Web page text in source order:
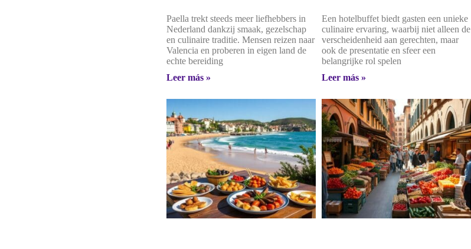
Paella trekt steeds meer liefhebbers in
Nederland dankzij smaak, gezelschap
en culinaire traditie. Mensen reizen naar
Valencia en proberen in eigen land de
echte bereiding
Leer más »
Een hotelbuffet biedt gasten een unieke
culinaire ervaring, waarbij niet alleen de
verscheidenheid aan gerechten, maar
ook de presentatie en sfeer een
belangrijke rol spelen
Leer más »